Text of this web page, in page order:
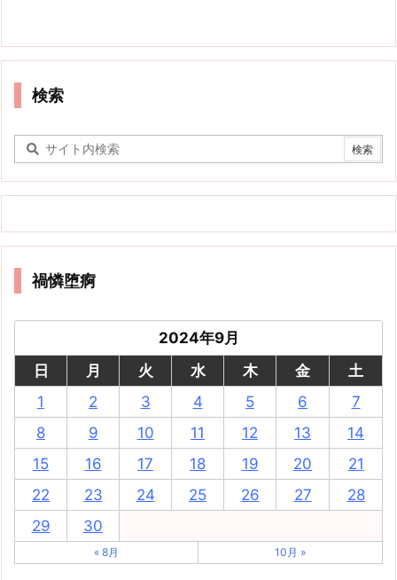
検索
禍憐堕痾
2024年9月
日
月 火 水 木 金
土
1
2 3 4 5 6
7
8
9 10 11 12 13
14
15
16 17 18 19 20
21
22
23 24 25 26 27
28
29
30
« 8月 10月 »